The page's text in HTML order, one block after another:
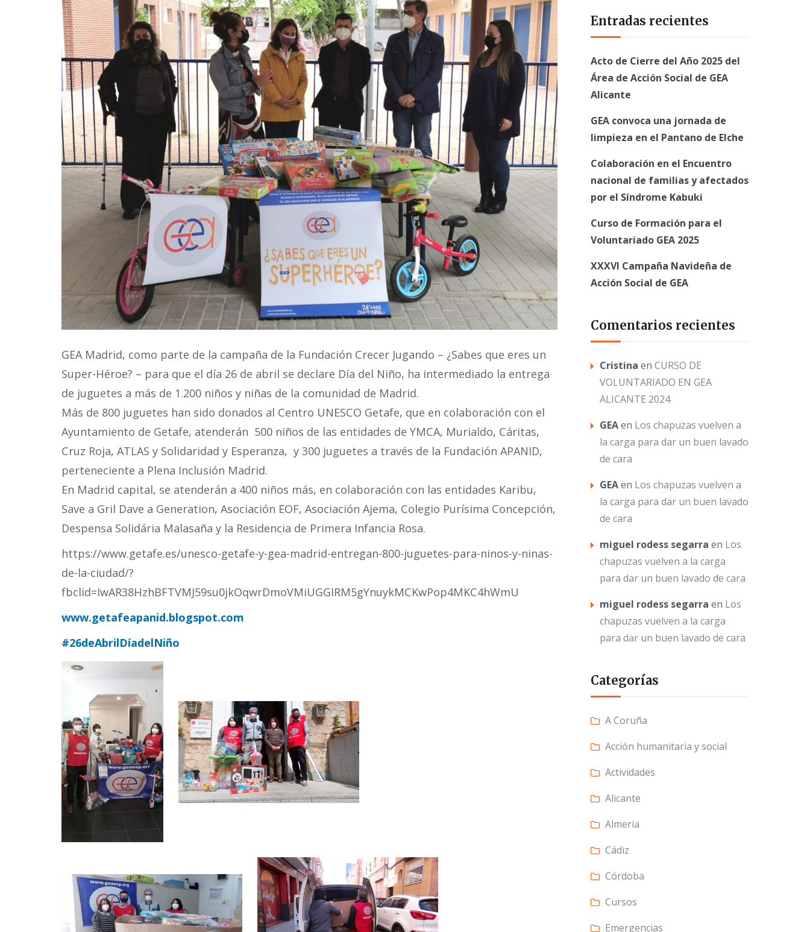
GEA Madrid, como parte de la campaña de la Fundación Crecer Jugando – ¿Sabes que eres un
Super-Héroe? – para que el día 26 de abril se declare Día del Niño, ha intermediado la entrega
de juguetes a más de 1.200 niños y niñas de la comunidad de Madrid.
Más de 800 juguetes han sido donados al Centro UNESCO Getafe, que en colaboración con el
Ayuntamiento de Getafe, atenderán 500 niños de las entidades de YMCA, Murialdo, Cáritas,
Cruz Roja, ATLAS y Solidaridad y Esperanza, y 300 juguetes a través de la Fundación APANID,
perteneciente a Plena Inclusión Madrid.
En Madrid capital, se atenderán a 400 niños más, en colaboración con las entidades Karibu,
Save a Gril Dave a Generation, Asociación EOF, Asociación Ajema, Colegio Purísima Concepción,
Despensa Solidária Malasaña y la Residencia de Primera Infancia Rosa.
https://www.getafe.es/unesco-getafe-y-gea-madrid-entregan-800-juguetes-para-ninos-y-ninas-
de-la-ciudad/?
fbclid=IwAR38HzhBFTVMJ59su0jkOqwrDmoVMiUGGIRM5gYnuykMCKwPop4MKC4hWmU
www.getafeapanid.blogspot.com
#26deAbrilDíadelNiño
Entradas recientes
Acto de Cierre del Año 2025 del
Área de Acción Social de GEA
Alicante
GEA convoca una jornada de
limpieza en el Pantano de Elche
Colaboración en el Encuentro
nacional de familias y afectados
por el Síndrome Kabuki
Curso de Formación para el
Voluntariado GEA 2025
XXXVI Campaña Navideña de
Acción Social de GEA
Comentarios recientes
Cristina en CURSO DE
VOLUNTARIADO EN GEA
ALICANTE 2024
GEAen Los chapuzas vuelven a
la carga para dar un buen lavado
de cara
GEAen Los chapuzas vuelven a
la carga para dar un buen lavado
de cara
miguel rodess segarra en Los
chapuzas vuelven a la carga
para dar un buen lavado de cara
miguel rodess segarra en Los
chapuzas vuelven a la carga
para dar un buen lavado de cara
Categorías
A Coruña
Acción humanitaria y social
Actividades
Alicante
Almería
Cádiz
Córdoba
Cursos
Emergencias